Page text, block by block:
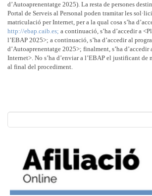
d’Autoaprenentatge 2025). La resta de persones
Portal de Serveis al Personal poden tramitar les
matriculació per Internet, per a la qual cosa s’ha
http://ebap.caib.es; a continuació, s’ha d’accedir a
l’EBAP 2025>; a continuació, s’ha d’accedir al
d’Autoaprenentatge 2025>; finalment, s’ha
Internet>. No s’ha d’enviar a l’EBAP el justificant
al final del procediment.